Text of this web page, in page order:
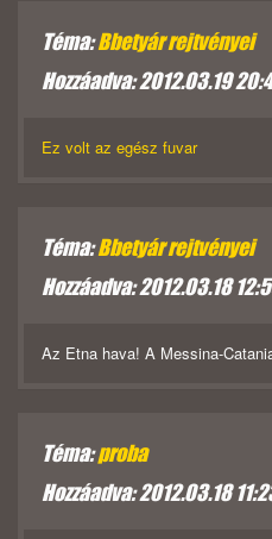
Téma:Bbetyár rejtvényei
Hozzáadva: 2012.03.19
Ez volt az egész fuvar
Téma:Bbetyár rejtvényei
Hozzáadva: 2012.03.18
Az Etna hava! A Messina-
Téma:proba
Hozzáadva: 2012.03.18